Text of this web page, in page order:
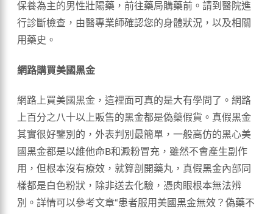
保養為主的男性壯陽藥，前往藥局購藥前。請到醫院進
行診斷檢查，由醫專業師確認您的身體狀況，以及相關
用藥史。
網路購買美國黑金
網路上買美國黑金，這裡面可真的是大有學問了。網路
上百分之八十以上販售的黑金都是偽藥假貨。真假黑金
其實很好鑒別的，外表判別最簡單，一般高仿的黑心美
國黑金都是以維他命B和澱粉冒充，雖然不會產生副作
用，但根本沒有療效，就算剖開藥丸，真假黑金內部同
樣都是白色粉狀，除非送去化驗，憑肉眼根本無法辨
別。詳情可以參考文章“患者服用美國黑金無效？偽藥不